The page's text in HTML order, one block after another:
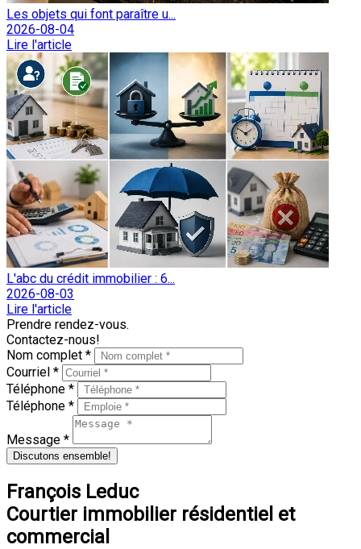
Les objets qui font paraître u...
2026-08-04
Lire l'article
L'abc du crédit immobilier : 6...
2026-08-03
Lire l'article
Prendre rendez-vous.
Contactez-nous!
Nom complet *
Courriel *
Téléphone *
Téléphone *
Message *
Discutons ensemble!
François Leduc
Courtier immobilier résidentiel et
commercial